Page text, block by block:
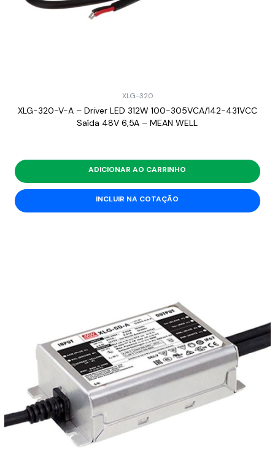
XLG-320
XLG-320-V-A – Driver LED 312W 100-305VCA/142-431VCC
Saída 48V 6,5A – MEAN WELL
ADICIONAR AO CARRINHO
INCLUIR NA COTAÇÃO